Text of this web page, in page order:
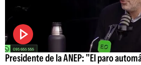
Presidente de la ANEP: "El paro